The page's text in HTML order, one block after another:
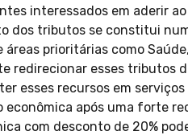
interessados em aderir
dos tributos se constitui
áreas prioritárias como
redirecionar esses tributos
esses recursos em
econômica após uma forte
com desconto de 20%